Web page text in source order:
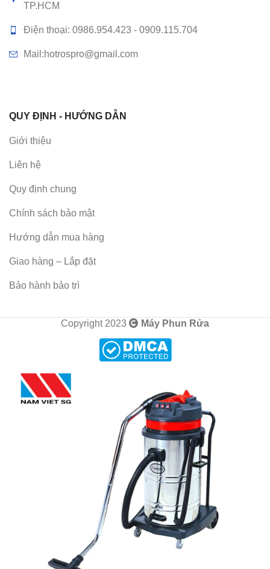
TP.HCM
Điện thoại: 0986.954.423 - 0909.115.704
Mail:hotrospro@gmail.com
QUY ĐỊNH - HƯỚNG DẪN
Giới thiệu
Liên hệ
Quy định chung
Chính sách bảo mật
Hướng dẫn mua hàng
Giao hàng – Lắp đặt
Bảo hành bảo trì
Copyright 2023 Máy Phun Rửa